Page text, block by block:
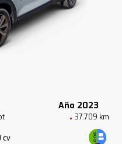
Año 2023
37.709 km
cv